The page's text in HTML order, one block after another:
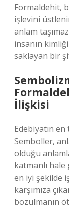
Formaldehit,
işlevini
anlam
insanın
saklayan bir
İlişkisi
Edebiyatın
Semboller,
olduğu
katmanlı
en iyi şekilde
karşımıza
bozulmanın